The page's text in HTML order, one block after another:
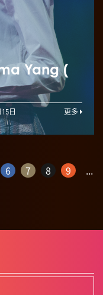
Yang (
日 更多
6 7 8 9 ...